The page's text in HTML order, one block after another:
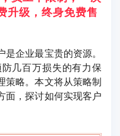
升级，终身免费售
企业最宝贵的资源。
几百万损失的有力保
策略。本文将从策略制
面，探讨如何实现客户